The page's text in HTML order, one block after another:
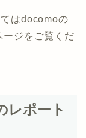
はdocomoの
ージをご覧くだ
レポート